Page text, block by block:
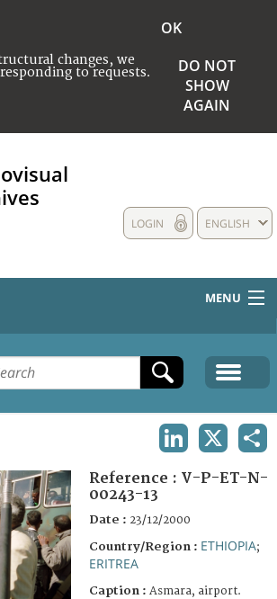
changes, we
to requests.
OK
DO NOT
SHOW
AGAIN
ENGLISH
LOGIN
MENU
Reference : V-P-ET-N-
00243-13
Date : 23/12/2000
Country/Region : ETHIOPIA;
ERITREA
Caption : Asmara, airport.